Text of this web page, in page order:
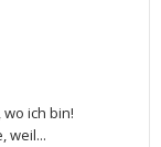
ich bin!
weil...